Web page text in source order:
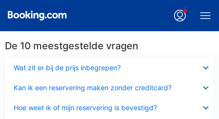
De 10 meestgestelde vragen
Wat zit er bij de prijs inbegrepen?
Kan ik een reservering maken zonder creditcard?
Hoe weet ik of mijn reservering is bevestigd?